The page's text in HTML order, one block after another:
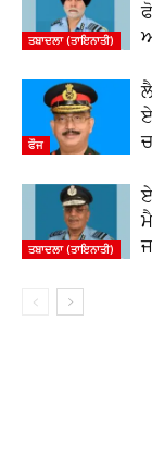
ਤਬਾਦਲਾ (ਤਾਇਨਾਤੀ)
ਫੌਜ
ਤਬਾਦਲਾ (ਤਾਇਨਾਤੀ)